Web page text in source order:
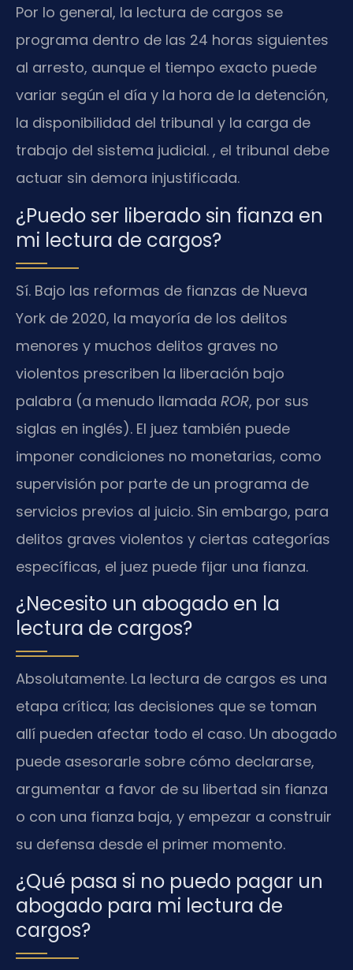
Por lo general, la lectura de cargos se
programa dentro de las 24 horas siguientes
al arresto, aunque el tiempo exacto puede
variar según el día y la hora de la detención,
la disponibilidad del tribunal y la carga de
trabajo del sistema judicial. , el tribunal debe
actuar sin demora injustificada.
¿Puedo ser liberado sin fianza en
mi lectura de cargos?
Sí. Bajo las reformas de fianzas de Nueva
York de 2020, la mayoría de los delitos
menores y muchos delitos graves no
violentos prescriben la liberación bajo
palabra (a menudo llamada ROR, por sus
siglas en inglés). El juez también puede
imponer condiciones no monetarias, como
supervisión por parte de un programa de
servicios previos al juicio. Sin embargo, para
delitos graves violentos y ciertas categorías
específicas, el juez puede fijar una fianza.
¿Necesito un abogado en la
lectura de cargos?
Absolutamente. La lectura de cargos es una
etapa crítica; las decisiones que se toman
allí pueden afectar todo el caso. Un abogado
puede asesorarle sobre cómo declararse,
argumentar a favor de su libertad sin fianza
o con una fianza baja, y empezar a construir
su defensa desde el primer momento.
¿Qué pasa si no puedo pagar un
abogado para mi lectura de
cargos?